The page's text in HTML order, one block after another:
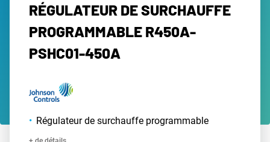
RÉGULATEUR DE SURCHAUFFE
PROGRAMMABLE R450A-
PSHC01-450A
Régulateur de surchauffe programmable